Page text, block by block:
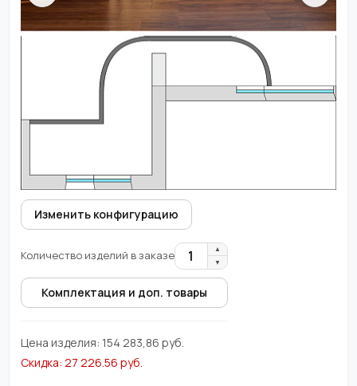
Изменить конфигурацию
Количество изделий в заказе 1
▲
▼
Комплектация и доп. товары
Цена изделия: 154 283,86 руб.
Скидка: 27 226.56 руб.